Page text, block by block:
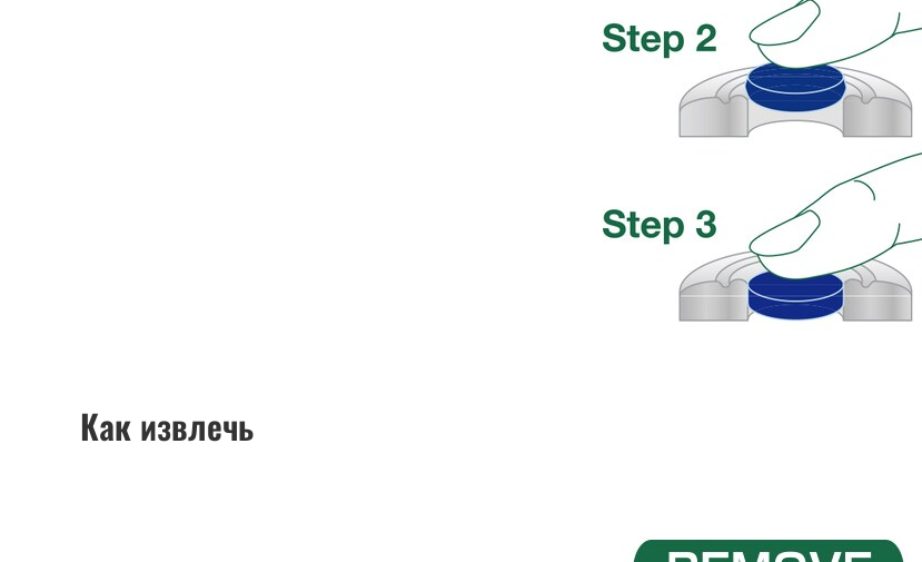
Как извлечь